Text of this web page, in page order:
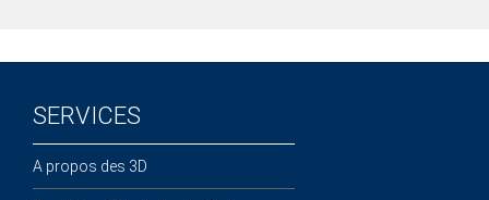
SERVICES
A propos des 3D